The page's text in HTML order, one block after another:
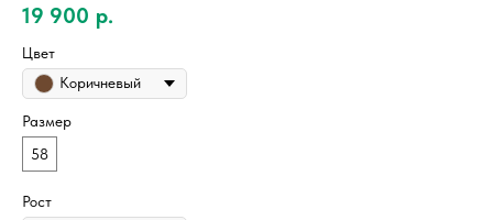
19 900 р.
Цвет
Коричневый
Размер
58
Рост